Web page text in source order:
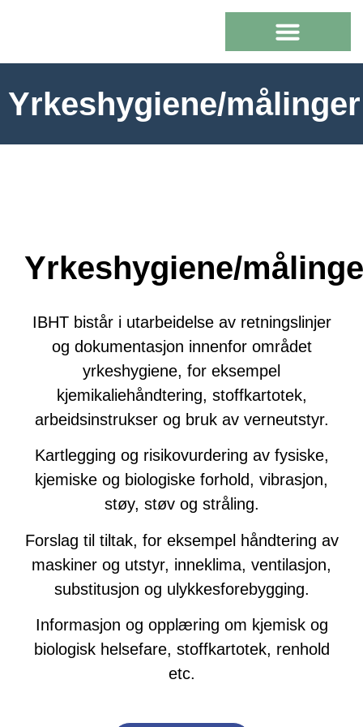
Yrkeshygiene/målinger
Yrkeshygiene/
IBHT bistår i utarbeidelse av retningslinjer
og dokumentasjon innenfor området
yrkeshygiene, for eksempel
kjemikaliehåndtering, stoffkartotek,
arbeidsinstrukser og bruk av verneutstyr.
Kartlegging og risikovurdering av fysiske,
kjemiske og biologiske forhold, vibrasjon,
støy, støv og stråling.
Forslag til tiltak, for eksempel håndtering av
maskiner og utstyr, inneklima, ventilasjon,
substitusjon og ulykkesforebygging.
Informasjon og opplæring om kjemisk og
biologisk helsefare, stoffkartotek, renhold
etc.